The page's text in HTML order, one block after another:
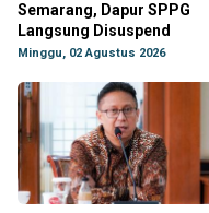
Semarang, Dapur SPPG
Langsung Disuspend
Minggu, 02 Agustus 2026